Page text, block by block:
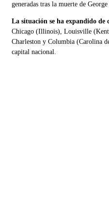
generadas tras la muerte de
La situación se ha expandido de
Chicago (Illinois), Louisville
Charleston y Columbia (Carolina
capital nacional.